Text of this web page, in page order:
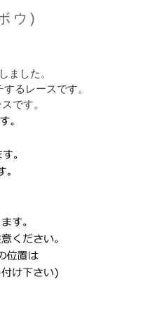
ウ)
ました。
るレースです。
です。